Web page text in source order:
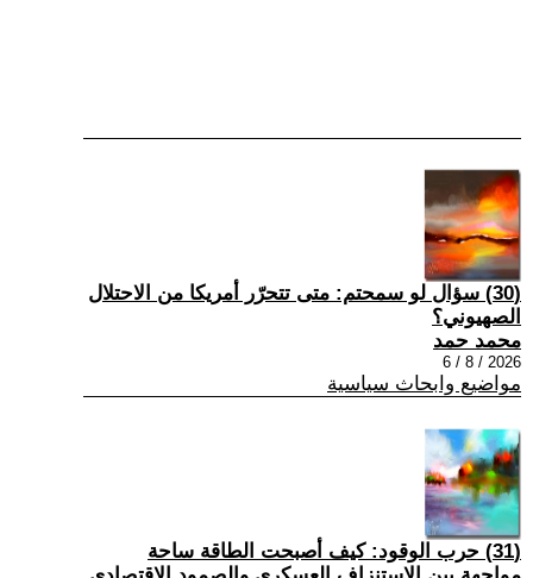
(30) سؤال لو سمحتم: متى تتحرّر أمريكا من الاحتلال
الصهيوني؟
محمد حمد
2026 / 8 / 6
مواضيع وابحاث سياسية
(31) حرب الوقود: كيف أصبحت الطاقة ساحة